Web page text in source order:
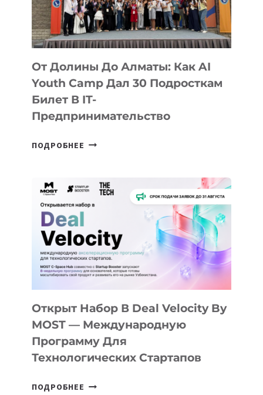
От Долины До Алматы: Как AI
Youth Camp Дал 30 Подросткам
Билет В IT-
Предпринимательство
ПОДРОБНЕЕ ОТ
АЛМАТЫ:
КАК
AI
YOUTH
CAMP
ДАЛ
30
ПОДРОСТКАМ
БИЛЕТ
В
ПРЕДПРИНИМАТЕЛЬСТВО
Открыт Набор В Deal Velocity By
MOST — Международную
Программу Для
Технологических Стартапов
ПОДРОБНЕЕ ОТКРЫТ